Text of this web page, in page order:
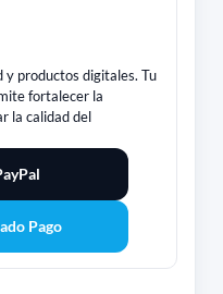
y productos digitales. Tu
fortalecer la
la calidad del
Pago